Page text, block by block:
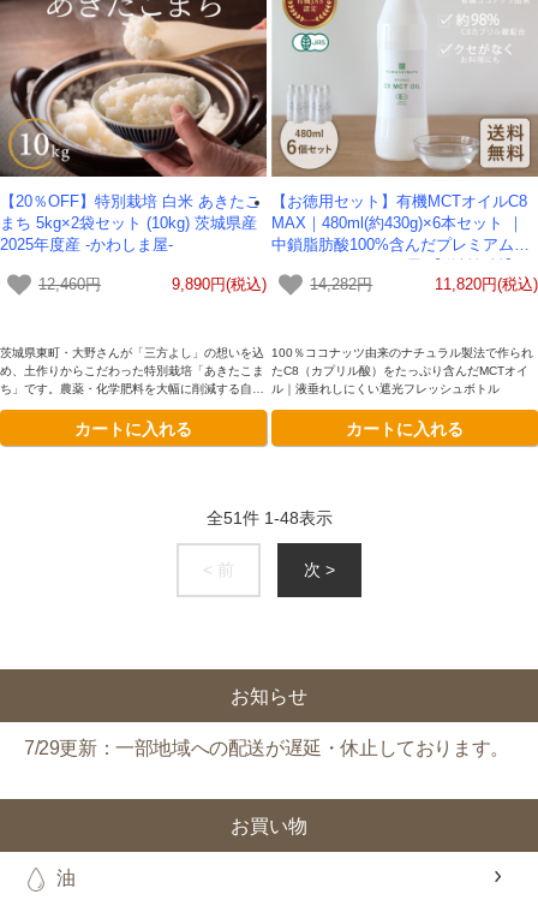
【20％OFF】特別栽培 白米 あきたこ
まち 5kg×2袋セット (10kg) 茨城県産
2025年度産 -かわしま屋-
12,460円 9,890円(税込)
茨城県東町・大野さんが「三方よし」の想いを込
め、土作りからこだわった特別栽培「あきたこま
ち」です。農薬・化学肥料を大幅に削減する自然
きり上品な甘みが特徴です。
カートに入れる
【お徳用セット】有機MCTオイルC8
MAX｜480ml(約430g)×6本セット ｜
中鎖脂肪酸100%含んだプレミアムM
【賞味期限2027年2月】
14,282円 11,820円(税込)
100％ココナッツ由来のナチュラル製法で作られ
たC8（カプリル酸）をたっぷり含んだMCTオイ
ル｜液垂れしにくい遮光フレッシュボトル
カートに入れる
全51件 1-48表示
< 前 次 >
お知らせ
7/29更新：一部地域への配送が遅延・休止しております。
お買い物
油